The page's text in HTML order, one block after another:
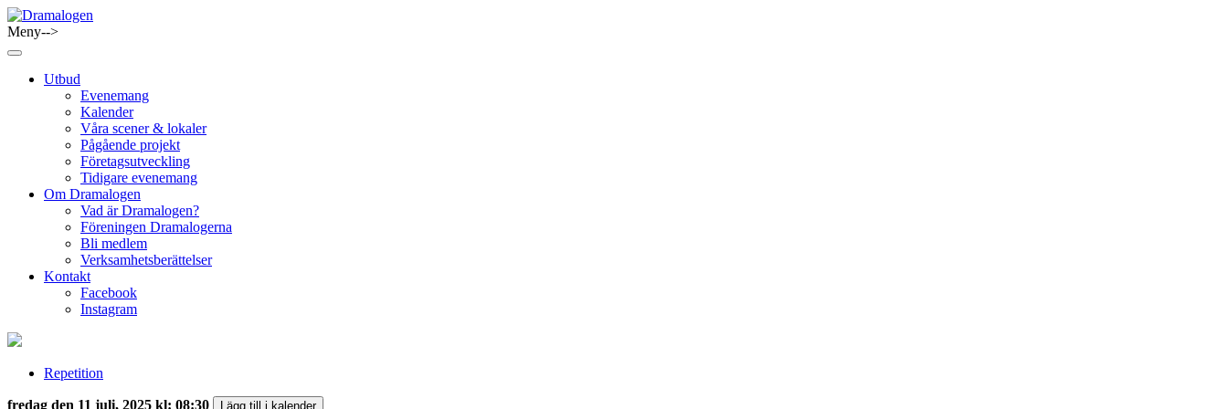
Skip
to
content
Meny-->
Utbud
Evenemang
Kalender
Våra scener & lokaler
Pågående projekt
Företagsutveckling
Tidigare evenemang
Om Dramalogen
Vad är Dramalogen?
Föreningen Dramalogerna
Bli medlem
Verksamhetsberättelser
Kontakt
Facebook
Instagram
Repetition
fredag den 11 juli, 2025 kl: 08:30 Lägg till i kalender